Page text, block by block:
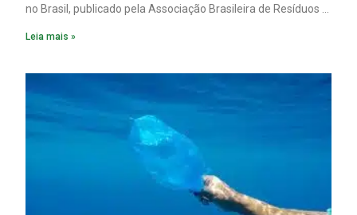
no Brasil, publicado pela Associação Brasileira de Resíduos e
Leia mais »